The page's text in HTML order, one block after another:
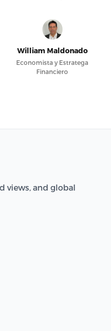
William Maldonado
Economista y Estratega
Financiero
views, and global